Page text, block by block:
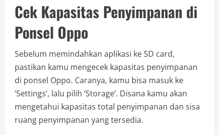
Cek Kapasitas Penyimpanan di
Ponsel Oppo
Sebelum memindahkan aplikasi ke SD card,
pastikan kamu mengecek kapasitas penyimpanan
di ponsel Oppo. Caranya, kamu bisa masuk ke
‘Settings’, lalu pilih ‘Storage’. Disana kamu akan
mengetahui kapasitas total penyimpanan dan sisa
ruang penyimpanan yang tersedia.